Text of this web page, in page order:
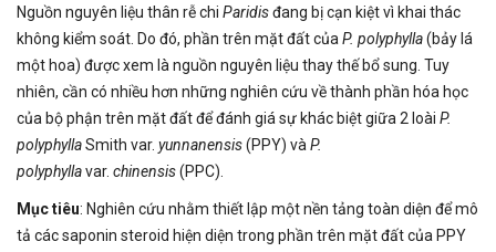
Nguồn nguyên liệu thân rễ chi Paridisđang bị cạn kiệt vì khai thác
không kiểm soát. Do đó, phần trên mặt đất của P. polyphylla(bảy lá
một hoa) được xem là nguồn nguyên liệu thay thế bổ sung. Tuy
nhiên, cần có nhiều hơn những nghiên cứu về thành phần hóa học
của bộ phận trên mặt đất để đánh giá sự khác biệt giữa 2 loài P.
polyphyllaSmith var. yunnanensis(PPY) và P.
polyphyllavar. chinensis(PPC).
Mục tiêu: Nghiên cứu nhằm thiết lập một nền tảng toàn diện để mô
tả các saponin steroid hiện diện trong phần trên mặt đất của PPY